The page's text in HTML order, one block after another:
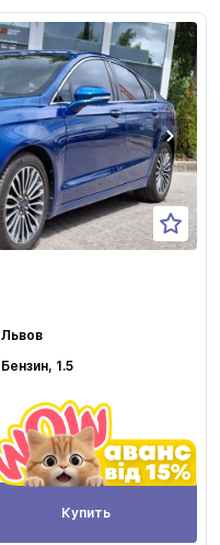
Львов
Бензин, 1.5
Купить